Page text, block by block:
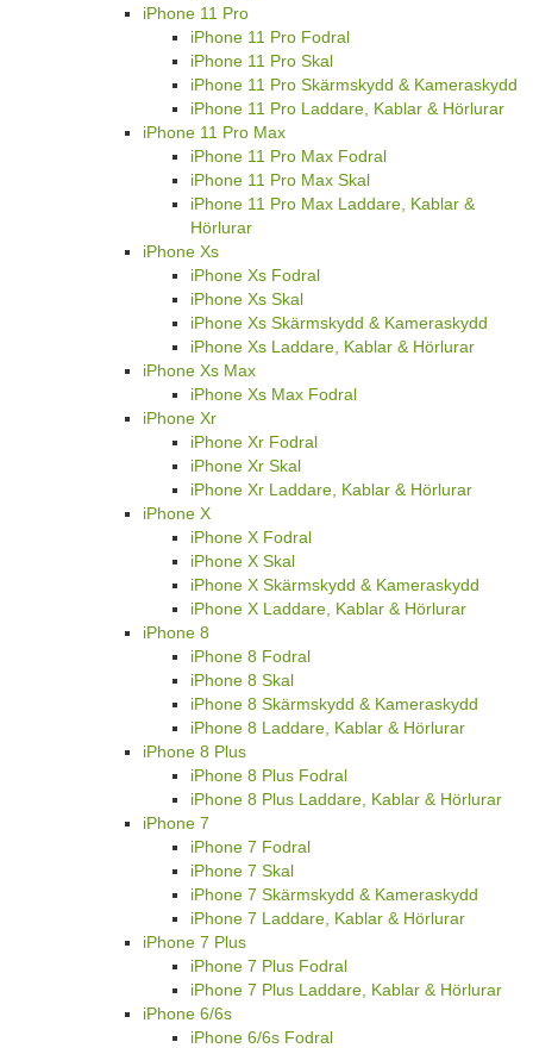
iPhone 11 Pro
iPhone 11 Pro Fodral
iPhone 11 Pro Skal
iPhone 11 Pro Skärmskydd & Kameraskydd
iPhone 11 Pro Laddare, Kablar & Hörlurar
iPhone 11 Pro Max
iPhone 11 Pro Max Fodral
iPhone 11 Pro Max Skal
iPhone 11 Pro Max Laddare, Kablar &
Hörlurar
iPhone Xs
iPhone Xs Fodral
iPhone Xs Skal
iPhone Xs Skärmskydd & Kameraskydd
iPhone Xs Laddare, Kablar & Hörlurar
iPhone Xs Max
iPhone Xs Max Fodral
iPhone Xr
iPhone Xr Fodral
iPhone Xr Skal
iPhone Xr Laddare, Kablar & Hörlurar
iPhone X
iPhone X Fodral
iPhone X Skal
iPhone X Skärmskydd & Kameraskydd
iPhone X Laddare, Kablar & Hörlurar
iPhone 8
iPhone 8 Fodral
iPhone 8 Skal
iPhone 8 Skärmskydd & Kameraskydd
iPhone 8 Laddare, Kablar & Hörlurar
iPhone 8 Plus
iPhone 8 Plus Fodral
iPhone 8 Plus Laddare, Kablar & Hörlurar
iPhone 7
iPhone 7 Fodral
iPhone 7 Skal
iPhone 7 Skärmskydd & Kameraskydd
iPhone 7 Laddare, Kablar & Hörlurar
iPhone 7 Plus
iPhone 7 Plus Fodral
iPhone 7 Plus Laddare, Kablar & Hörlurar
iPhone 6/6s
iPhone 6/6s Fodral